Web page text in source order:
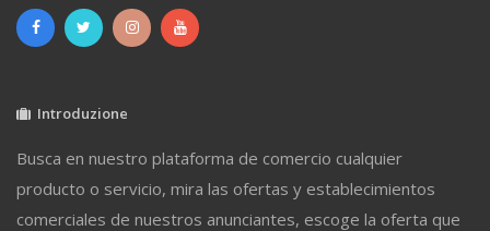
Introduzione
Busca en nuestro plataforma de comercio cualquier
producto o servicio, mira las ofertas y establecimientos
comerciales de nuestros anunciantes, escoge la oferta que